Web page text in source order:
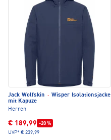
Jack Wolfskin · Wisper Isolationsjacke
mit Kapuze
Herren
€ 189,99 -20 %
UVP* € 239,99